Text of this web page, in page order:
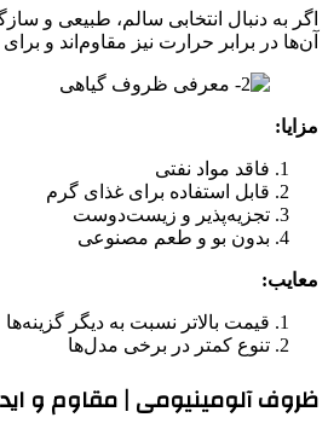
اگر به دنبال انتخابی سالم، طبیعی و
آن‌ها در برابر حرارت نیز مقاوم‌اند و
مزایا:
فاقد مواد نفتی
قابل استفاده برای غذای گرم
تجزیه‌پذیر و زیست‌دوست
بدون بو و طعم مصنوعی
معایب:
قیمت بالاتر نسبت به دیگر گزینه‌ها
تنوع کمتر در برخی مدل‌ها
ظروف آلومینیومی | مقاوم و